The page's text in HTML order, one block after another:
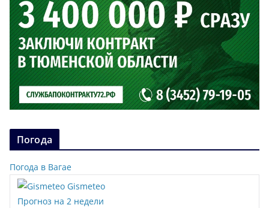
Погода
Погода в Вагае
Gismeteo
Прогноз на 2 недели